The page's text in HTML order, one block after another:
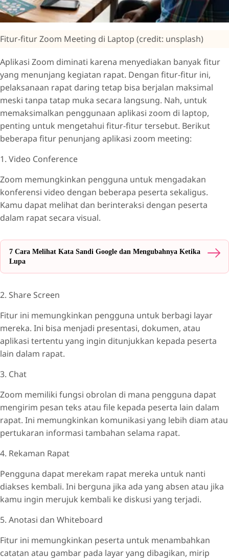
Fitur-fitur Zoom Meeting di Laptop (credit: unsplash)
Aplikasi Zoom diminati karena menyediakan banyak fitur
yang menunjang kegiatan rapat. Dengan fitur-fitur ini,
pelaksanaan rapat daring tetap bisa berjalan maksimal
meski tanpa tatap muka secara langsung. Nah, untuk
memaksimalkan penggunaan aplikasi zoom di laptop,
penting untuk mengetahui fitur-fitur tersebut. Berikut
beberapa fitur penunjang aplikasi zoom meeting:
1. Video Conference
Zoom memungkinkan pengguna untuk mengadakan
konferensi video dengan beberapa peserta sekaligus.
Kamu dapat melihat dan berinteraksi dengan peserta
dalam rapat secara visual.
7 Cara Melihat Kata Sandi Google dan Mengubahnya Ketika
Lupa
2. Share Screen
Fitur ini memungkinkan pengguna untuk berbagi layar
mereka. Ini bisa menjadi presentasi, dokumen, atau
aplikasi tertentu yang ingin ditunjukkan kepada peserta
lain dalam rapat.
3. Chat
Zoom memiliki fungsi obrolan di mana pengguna dapat
mengirim pesan teks atau file kepada peserta lain dalam
rapat. Ini memungkinkan komunikasi yang lebih diam atau
pertukaran informasi tambahan selama rapat.
4. Rekaman Rapat
Pengguna dapat merekam rapat mereka untuk nanti
diakses kembali. Ini berguna jika ada yang absen atau jika
kamu ingin merujuk kembali ke diskusi yang terjadi.
5. Anotasi dan Whiteboard
Fitur ini memungkinkan peserta untuk menambahkan
catatan atau gambar pada layar yang dibagikan, mirip